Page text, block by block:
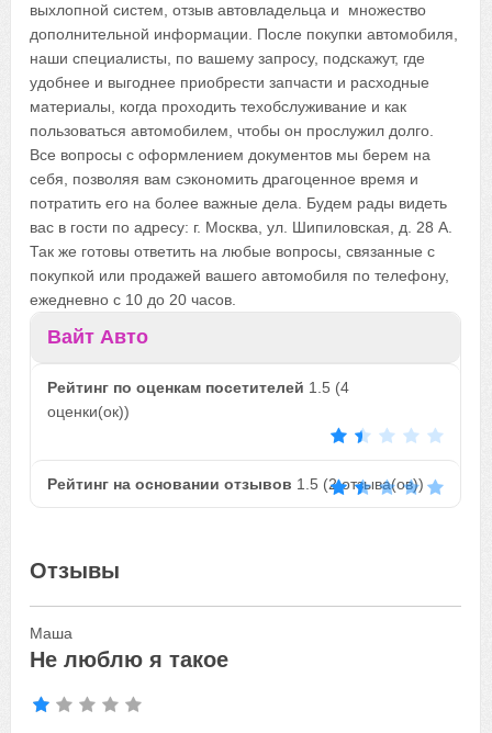
выхлопной систем, отзыв автовладельца и множество
дополнительной информации. После покупки автомобиля,
наши специалисты, по вашему запросу, подскажут, где
удобнее и выгоднее приобрести запчасти и расходные
материалы, когда проходить техобслуживание и как
пользоваться автомобилем, чтобы он прослужил долго.
Все вопросы с оформлением документов мы берем на
себя, позволяя вам сэкономить драгоценное время и
потратить его на более важные дела. Будем рады видеть
вас в гости по адресу: г. Москва, ул. Шипиловская, д. 28 А.
Так же готовы ответить на любые вопросы, связанные с
покупкой или продажей вашего автомобиля по телефону,
ежедневно с 10 до 20 часов.
Вайт Авто
Рейтинг по оценкам посетителей 1.5 (4
оценки(ок))
Рейтинг на основании отзывов 1.5 (2отзыва(ов))
Отзывы
Маша
Не люблю я такое